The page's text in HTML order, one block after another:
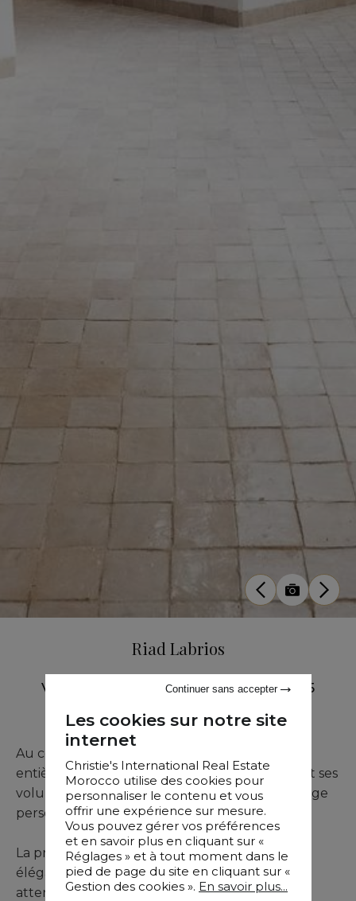
Riad Labrios
Vente Marrakech•151 M²
5
Au cœur de la Kasbah historique, ce riad
entièrement rénové séduit par sa luminosité et ses
volumes généreux. Adapté aussi bien à un usage
personnel qu’à un projet professionnel.
La propriété se compose de cinq chambres
élégantes, chacune avec sa salle de bain
attenante, d’un patio agrémenté d’une piscine
Les cookies sur notre site
internet
Christie's International Real Estate
Morocco utilise des cookies pour
personnaliser le contenu et vous
offrir une expérience sur mesure.
Vous pouvez gérer vos préférences
et en savoir plus en cliquant sur «
Réglages » et à tout moment dans le
pied de page du site en cliquant sur «
Gestion des cookies ». En savoir plus...
Continuer sans accepter